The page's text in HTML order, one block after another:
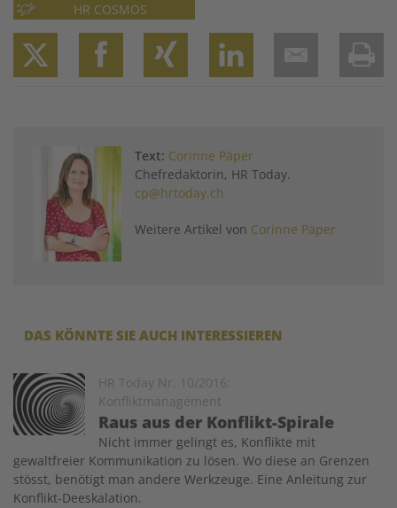
HR COSMOS
Text: Corinne Päper
Chefredaktorin, HR Today.
cp@hrtoday.ch
Weitere Artikel von Corinne Päper
DAS KÖNNTE SIE AUCH INTERESSIEREN
HR Today Nr. 10/2016:
Konfliktmanagement
Raus aus der Konflikt-Spirale
Image
Nicht immer gelingt es, Konflikte mit
gewaltfreier Kommunikation zu lösen. Wo diese an Grenzen
stösst, benötigt man andere Werkzeuge. Eine Anleitung zur
Konflikt-Deeskalation.